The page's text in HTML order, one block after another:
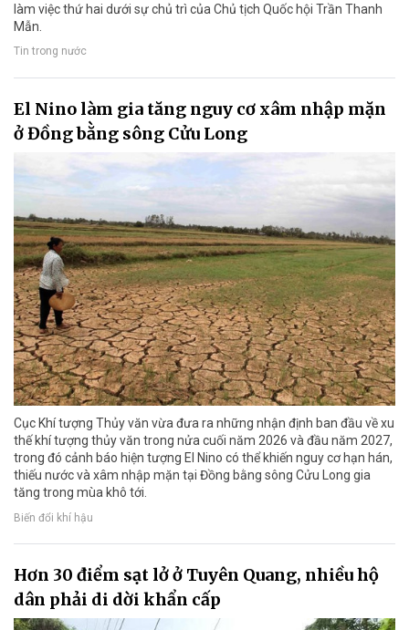
làm việc thứ hai dưới sự chủ trì của Chủ tịch Quốc hội Trần Thanh
Mẫn.
Tin trong nước
El Nino làm gia tăng nguy cơ xâm nhập mặn
ở Đồng bằng sông Cửu Long
Cục Khí tượng Thủy văn vừa đưa ra những nhận định ban đầu về xu
thế khí tượng thủy văn trong nửa cuối năm 2026 và đầu năm 2027,
trong đó cảnh báo hiện tượng El Nino có thể khiến nguy cơ hạn hán,
thiếu nước và xâm nhập mặn tại Đồng bằng sông Cửu Long gia
tăng trong mùa khô tới.
Biến đổi khí hậu
Hơn 30 điểm sạt lở ở Tuyên Quang, nhiều hộ
dân phải di dời khẩn cấp